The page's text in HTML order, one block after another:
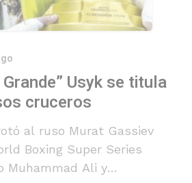
Usyk se titula
cruceros
al ruso Murat Gassiev
Boxing Super Series
Muhammad Ali y